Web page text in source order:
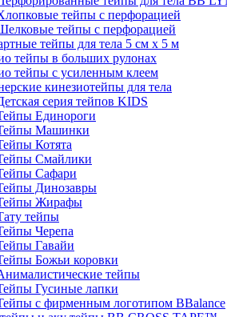
тейпы с перфорацией
тейпы с перфорацией
тейпы для тела 5 см x 5 м
тейпы в больших рулонах
тейпы с усиленным клеем
кинезиотейпы для тела
серия тейпов KIDS
Единороги
Машинки
Котята
Смайлики
Сафари
Динозавры
Жирафы
тейпы
Черепа
Гавайи
Божьи коровки
тейпы
Гусиные лапки
с фирменным логотипом BBalance